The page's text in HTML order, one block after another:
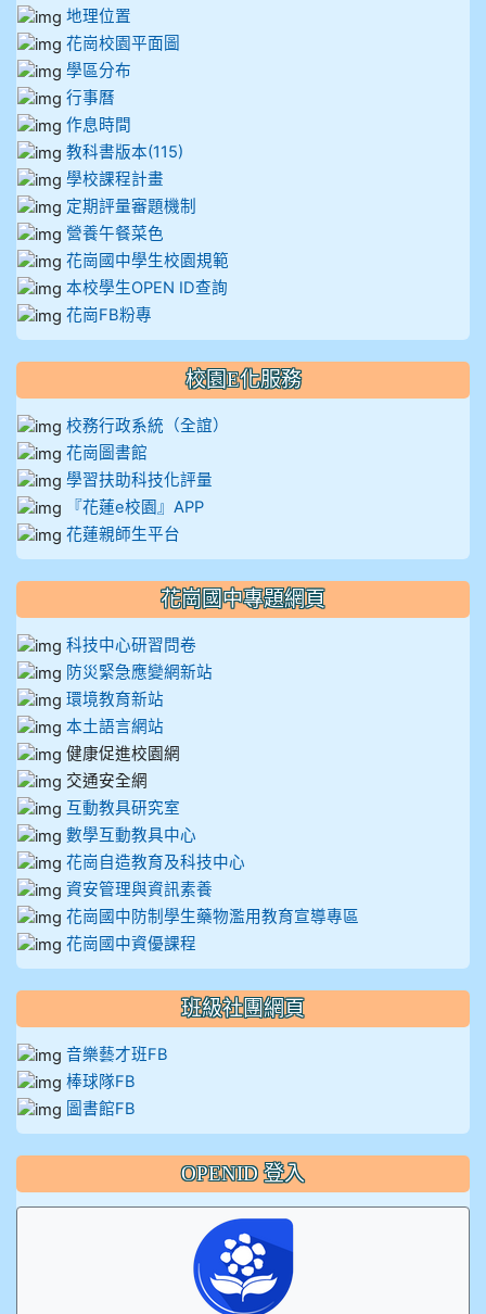
地理位置
花崗校園平面圖
學區分布
行事曆
作息時間
教科書版本(115)
學校課程計畫
定期評量審題機制
營養午餐菜色
花崗國中學生校園規範
本校學生OPEN ID查詢
花崗FB粉專
校園E化服務
校務行政系統（全誼）
花崗圖書館
學習扶助科技化評量
『花蓮e校園』APP
花蓮親師生平台
花崗國中專題網頁
科技中心研習問卷
防災緊急應變網新站
環境教育新站
本土語言網站
健康促進校園網
交通安全網
互動教具研究室
數學互動教具中心
花崗自造教育及科技中心
資安管理與資訊素養
花崗國中防制學生藥物濫用教育宣導專區
花崗國中資優課程
班級社團網頁
音樂藝才班FB
棒球隊FB
圖書館FB
OPENID 登入